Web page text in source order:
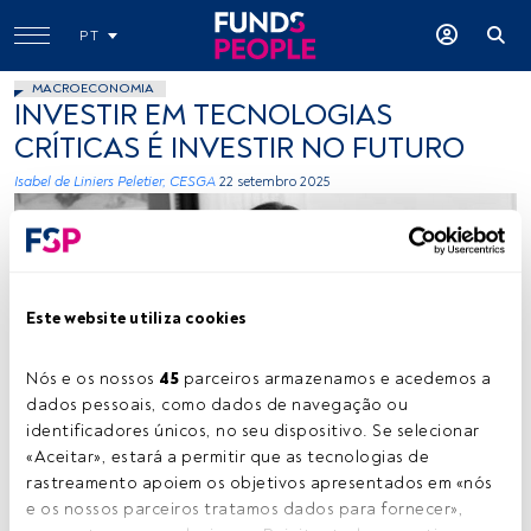
Este website utiliza cookies
Nós e os nossos 45 parceiros armazenamos e acedemos a
dados pessoais, como dados de navegação ou
identificadores únicos, no seu dispositivo. Se selecionar
«Aceitar», estará a permitir que as tecnologias de
rastreamento apoiem os objetivos apresentados em «nós
e os nossos parceiros tratamos dados para fornecer»,
PT
MACROECONOMIA
INVESTIR EM TECNOLOGIAS
CRÍTICAS É INVESTIR NO FUTURO
Isabel de Liniers Peletier, CESGA 22 setembro 2025
Isabel de Liniers. Créditos: Cedida (DWS)
Tempo de leitura:7 min.